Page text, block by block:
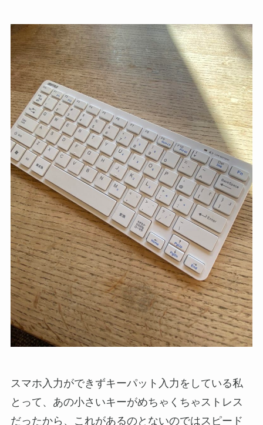
スマホ入力ができずキーパット入力をしている私
とって、あの小さいキーがめちゃくちゃストレス
だったから、これがあるのとないのではスピード